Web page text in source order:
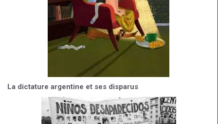
La dictature argentine et ses disparus